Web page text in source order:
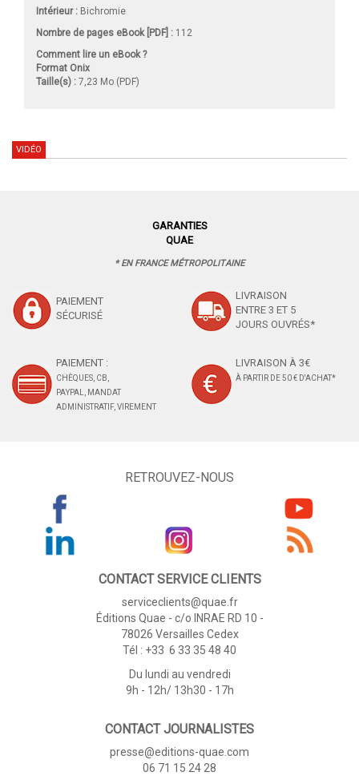
Intérieur : Bichromie
Nombre de pages eBook [PDF] : 112
Comment lire un eBook ?
Format Onix
Taille(s) : 7,23 Mo (PDF)
VIDÉO
GARANTIES
QUAE
* EN FRANCE MÉTROPOLITAINE
PAIEMENT
SÉCURISÉ
LIVRAISON
ENTRE 3 ET 5
JOURS OUVRÉS*
PAIEMENT :
CHÈQUES, CB,
PAYPAL, MANDAT
ADMINISTRATIF, VIREMENT
LIVRAISON À 3€
À PARTIR DE 50 € D'ACHAT*
RETROUVEZ-NOUS
CONTACT SERVICE CLIENTS
serviceclients@quae.fr
Éditions Quae - c/o INRAE RD 10 -
78026 Versailles Cedex
Tél : +33 6 33 35 48 40
Du lundi au vendredi
9h - 12h/ 13h30 - 17h
CONTACT JOURNALISTES
presse@editions-quae.com
06 71 15 24 28